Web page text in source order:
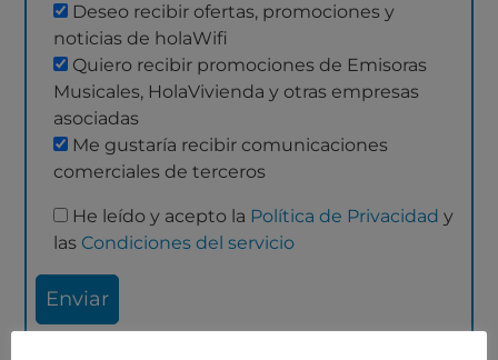
Deseo recibir ofertas, promociones y
noticias de holaWifi
Quiero recibir promociones de Emisoras
Musicales, HolaVivienda y otras empresas
asociadas
Me gustaría recibir comunicaciones
comerciales de terceros
He leído y acepto la Política de Privacidad y
las Condiciones del servicio